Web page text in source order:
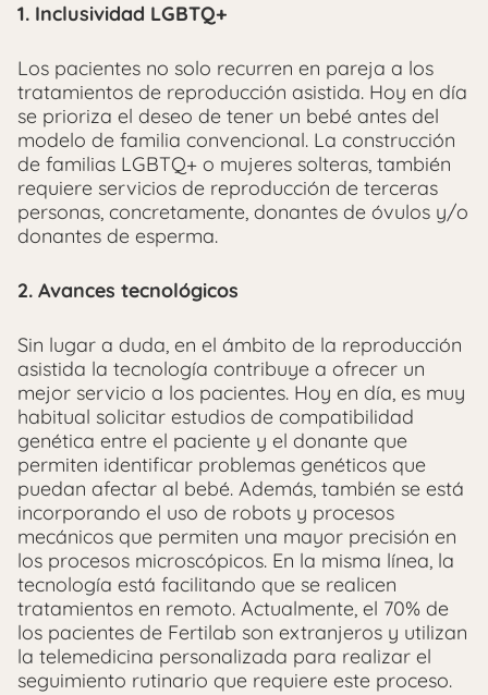
1. Inclusividad LGBTQ+
Los pacientes no solo recurren en pareja a los
tratamientos de reproducción asistida. Hoy en día
se prioriza el deseo de tener un bebé antes del
modelo de familia convencional. La construcción
de familias LGBTQ+ o mujeres solteras, también
requiere servicios de reproducción de terceras
personas, concretamente, donantes de óvulos y/o
donantes de esperma.
2. Avances tecnológicos
Sin lugar a duda, en el ámbito de la reproducción
asistida la tecnología contribuye a ofrecer un
mejor servicio a los pacientes. Hoy en día, es muy
habitual solicitar estudios de compatibilidad
genética entre el paciente y el donante que
permiten identificar problemas genéticos que
puedan afectar al bebé. Además, también se está
incorporando el uso de robots y procesos
mecánicos que permiten una mayor precisión en
los procesos microscópicos. En la misma línea, la
tecnología está facilitando que se realicen
tratamientos en remoto. Actualmente, el 70% de
los pacientes de Fertilab son extranjeros y utilizan
la telemedicina personalizada para realizar el
seguimiento rutinario que requiere este proceso.